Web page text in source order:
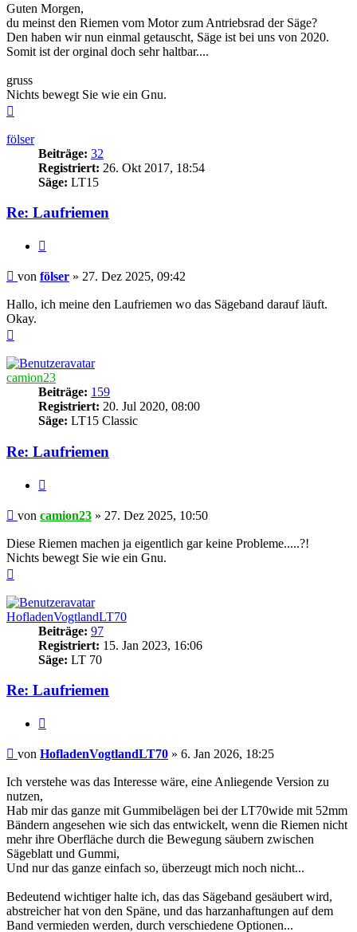
Guten Morgen,
du meinst den Riemen vom Motor zum Antriebsrad der Säge?
Den haben wir nun einmal getauscht, Säge ist bei uns von 2020.
Somit ist der orginal doch sehr haltbar....
gruss
Nichts bewegt Sie wie ein Gnu.
fölser
Beiträge: 32
Registriert: 26. Okt 2017, 18:54
Säge: LT15
Re: Laufriemen
Beitrag
von fölser » 27. Dez 2025, 09:42
Hallo, ich meine den Laufriemen wo das Sägeband darauf läuft.
Okay.
camion23
Beiträge: 159
Registriert: 20. Jul 2020, 08:00
Säge: LT15 Classic
Re: Laufriemen
Beitrag
von camion23 » 27. Dez 2025, 10:50
Diese Riemen machen ja eigentlich gar keine Probleme.....?!
Nichts bewegt Sie wie ein Gnu.
HofladenVogtlandLT70
Beiträge: 97
Registriert: 15. Jan 2023, 16:06
Säge: LT 70
Re: Laufriemen
Beitrag
von HofladenVogtlandLT70 » 6. Jan 2026, 18:25
Ich verstehe was das Interesse wäre, eine Anliegende Version zu
nutzen,
Hab mir das ganze mit Gummibelägen bei der LT70wide mit 52mm
Bändern angesehen wie sich das entwickelt, wenn die Riemen nicht
mehr ihre Oberfläche durch die Bewegung säubern zwischen
Sägeblatt und Gummi,
Und nur das ganze einfach so, überzeugt mich noch nicht...
Bedeutend wichtiger halte ich, das das Sägeband gesäubert wird,
abstreicher hat von den Späne, und das harzanhaftungen auf dem
Band vermieden werden, durch verschiedene Optionen...